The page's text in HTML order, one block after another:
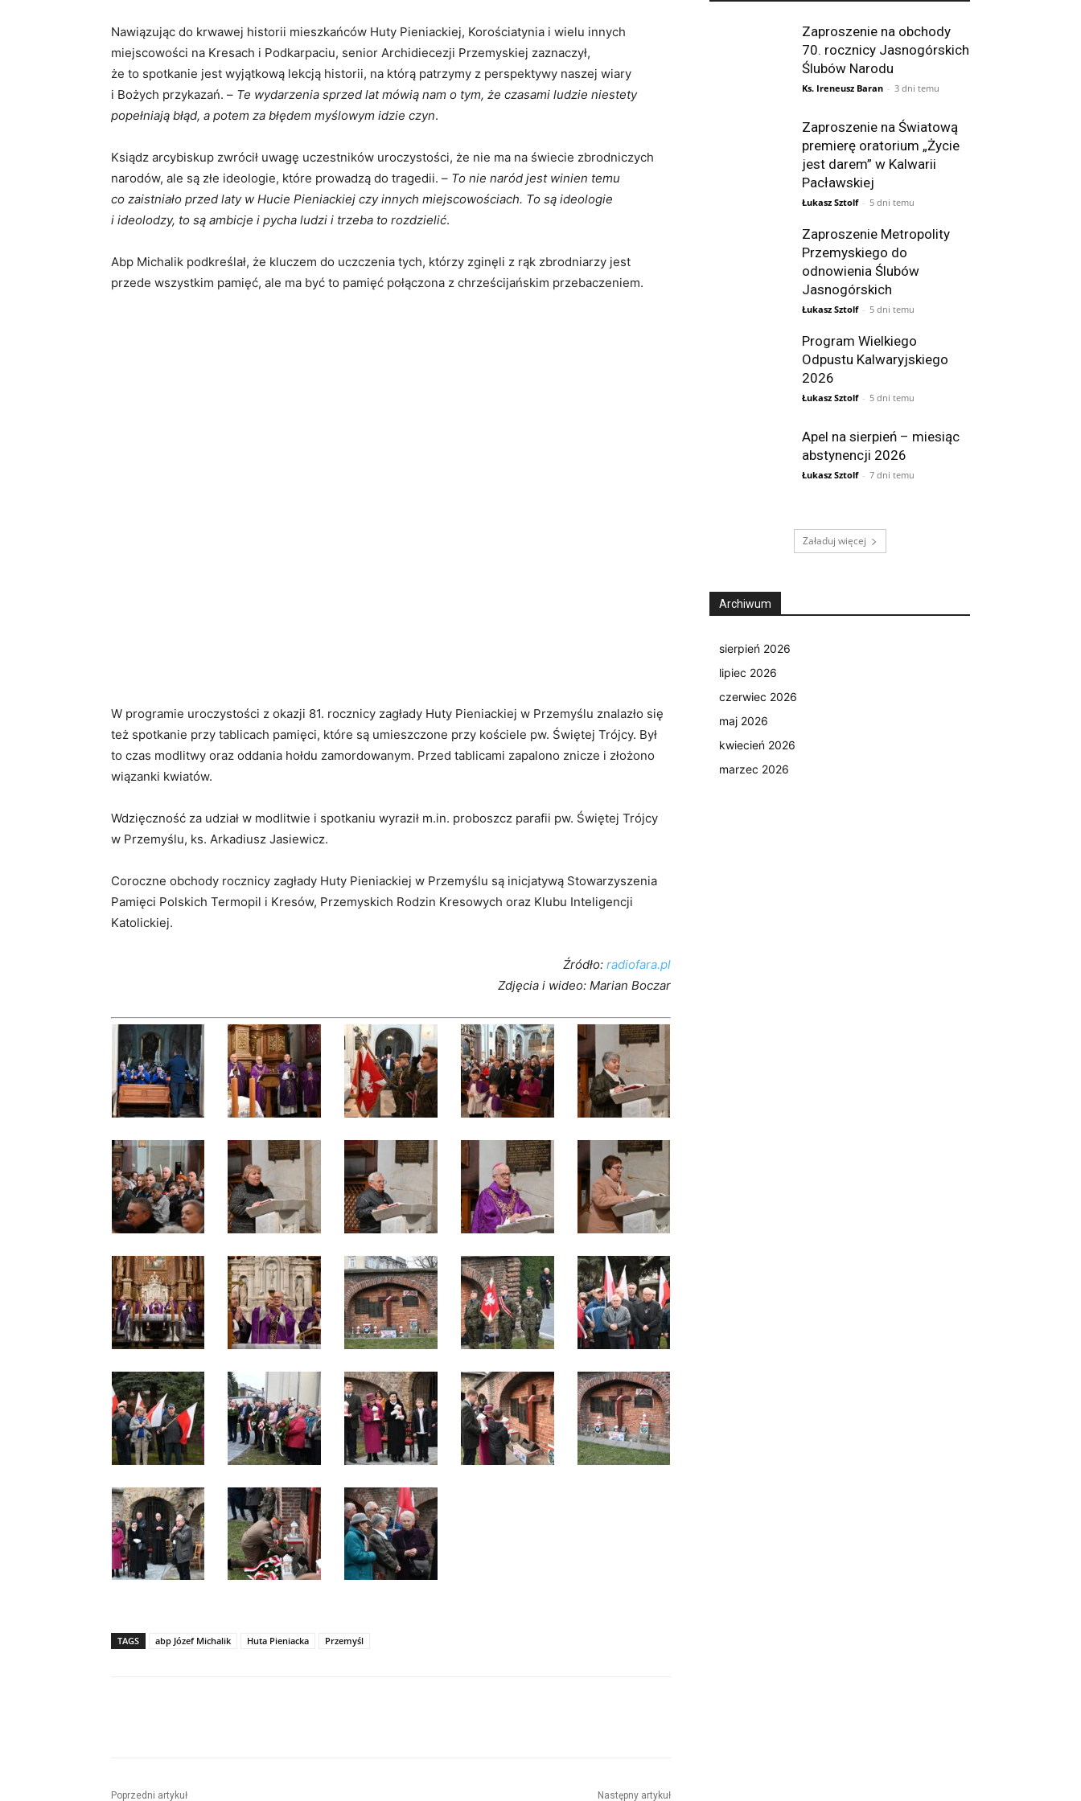
Nawiązując do krwawej historii mieszkańców Huty Pieniackiej, Korościatynia i wielu innych
miejscowości na Kresach i Podkarpaciu, senior Archidiecezji Przemyskiej zaznaczył,
że to spotkanie jest wyjątkową lekcją historii, na którą patrzymy z perspektywy naszej wiary
i Bożych przykazań. – Te wydarzenia sprzed lat mówią nam o tym, że czasami ludzie niestety
popełniają błąd, a potem za błędem myślowym idzie czyn.
Ksiądz arcybiskup zwrócił uwagę uczestników uroczystości, że nie ma na świecie zbrodniczych
narodów, ale są złe ideologie, które prowadzą do tragedii. – To nie naród jest winien temu
co zaistniało przed laty w Hucie Pieniackiej czy innych miejscowościach. To są ideologie
i ideolodzy, to są ambicje i pycha ludzi i trzeba to rozdzielić.
Abp Michalik podkreślał, że kluczem do uczczenia tych, którzy zginęli z rąk zbrodniarzy jest
przede wszystkim pamięć, ale ma być to pamięć połączona z chrześcijańskim przebaczeniem.
W programie uroczystości z okazji 81. rocznicy zagłady Huty Pieniackiej w Przemyślu znalazło się
też spotkanie przy tablicach pamięci, które są umieszczone przy kościele pw. Świętej Trójcy. Był
to czas modlitwy oraz oddania hołdu zamordowanym. Przed tablicami zapalono znicze i złożono
wiązanki kwiatów.
Wdzięczność za udział w modlitwie i spotkaniu wyraził m.in. proboszcz parafii pw. Świętej Trójcy
w Przemyślu, ks. Arkadiusz Jasiewicz.
Coroczne obchody rocznicy zagłady Huty Pieniackiej w Przemyślu są inicjatywą Stowarzyszenia
Pamięci Polskich Termopil i Kresów, Przemyskich Rodzin Kresowych oraz Klubu Inteligencji
Katolickiej.
Źródło: radiofara.pl
Zdjęcia i wideo: Marian Boczar
TAGS abp Józef Michalik Huta Pieniacka Przemyśl
Poprzedni artykuł Następny artykuł
Zaproszenie na obchody
70. rocznicy Jasnogórskich
Ślubów Narodu
Ks. Ireneusz Baran - 3 dni temu
Zaproszenie na Światową
premierę oratorium „Życie
jest darem” w Kalwarii
Pacławskiej
Łukasz Sztolf - 5 dni temu
Zaproszenie Metropolity
Przemyskiego do
odnowienia Ślubów
Jasnogórskich
Łukasz Sztolf - 5 dni temu
Program Wielkiego
Odpustu Kalwaryjskiego
2026
Łukasz Sztolf - 5 dni temu
Apel na sierpień – miesiąc
abstynencji 2026
Łukasz Sztolf - 7 dni temu
Załaduj więcej
Archiwum
sierpień 2026
lipiec 2026
czerwiec 2026
maj 2026
kwiecień 2026
marzec 2026